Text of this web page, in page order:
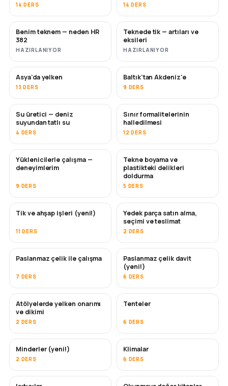
14 DERS 14 DERS
YAKINDA
Benim teknem — neden HR
382
HAZIRLANIYOR
YAKINDA
Teknede tik — artıları ve
eksileri
HAZIRLANIYOR
YAKINDA
Asya'da yelken
13 DERS
YAKINDA
Baltık'tan Akdeniz'e
9 DERS
YAKINDA
Su üretici — deniz
suyundan tatlı su
4 DERS
Sınır formalitelerinin
halledilmesi
12 DERS
YAKINDA
Yüklenicilerle çalışma —
deneyimlerim
9 DERS
YAKINDA
Tekne boyama ve
plastikteki delikleri
doldurma
5 DERS
Tik ve ahşap işleri (yeni!)
11 DERS
YAKINDA
Yedek parça satın alma,
seçimi ve teslimat
2 DERS
YAKINDA
Paslanmaz çelik ile çalışma
7 DERS
Paslanmaz çelik davit
(yeni!)
6 DERS
YAKINDA
Atölyelerde yelken onarımı
ve dikimi
2 DERS
Tenteler
6 DERS
Minderler (yeni!)
2 DERS
YAKINDA
Klimalar
6 DERS